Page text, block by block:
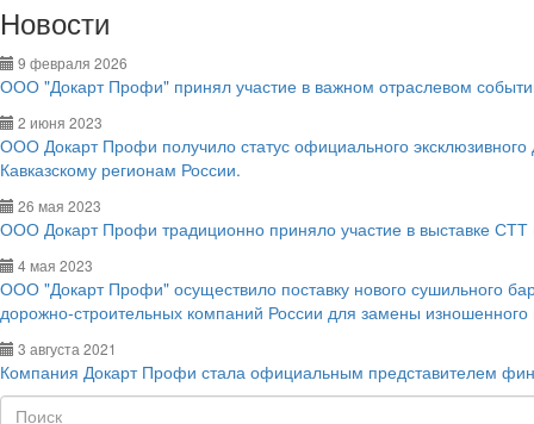
Новости
9 февраля 2026
ООО "Докарт Профи" принял участие в важном отраслевом
2 июня 2023
ООО Докарт Профи получило статус официального
Кавказскому регионам России.
26 мая 2023
ООО Докарт Профи традиционно приняло участие в выставке СТТ
4 мая 2023
ООО "Докарт Профи" осуществило поставку нового сушильного
дорожно-строительных компаний России для замены
3 августа 2021
Компания Докарт Профи стала официальным представителем